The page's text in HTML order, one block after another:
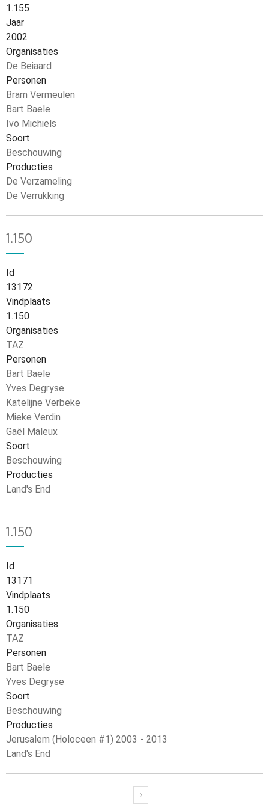
1.155
Jaar
2002
Organisaties
De Beiaard
Personen
Bram Vermeulen
Bart Baele
Ivo Michiels
Soort
Beschouwing
Producties
De Verzameling
De Verrukking
1.150
Id
13172
Vindplaats
1.150
Organisaties
TAZ
Personen
Bart Baele
Yves Degryse
Katelijne Verbeke
Mieke Verdin
Gaël Maleux
Soort
Beschouwing
Producties
Land's End
1.150
Id
13171
Vindplaats
1.150
Organisaties
TAZ
Personen
Bart Baele
Yves Degryse
Soort
Beschouwing
Producties
Jerusalem (Holoceen #1) 2003 - 2013
Land's End